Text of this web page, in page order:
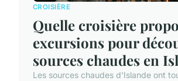
CROISIÈRE
Quelle croisière
excursions pour
sources chaudes en
Les sources chaudes d'Islande ont